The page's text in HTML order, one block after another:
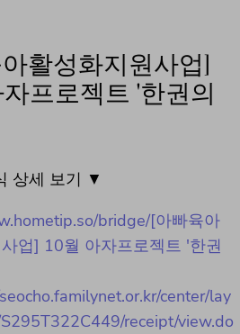
활성화지원사업]
프로젝트 '한권의
상세 보기 ▼
bridge/[아빠육아
업] 10월 아자프로젝트 '한권
center/lay
receipt/view.do